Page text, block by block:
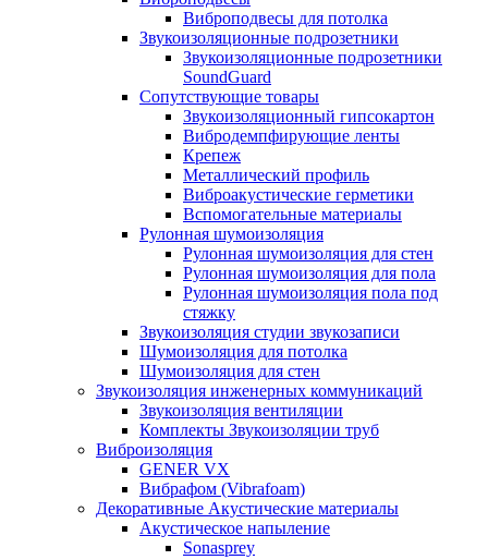
Виброподвесы для потолка
Звукоизоляционные подрозетники
Звукоизоляционные подрозетники
SoundGuard
Сопутствующие товары
Звукоизоляционный гипсокартон
Вибродемпфирующие ленты
Крепеж
Металлический профиль
Виброакустические герметики
Вспомогательные материалы
Рулонная шумоизоляция
Рулонная шумоизоляция для стен
Рулонная шумоизоляция для пола
Рулонная шумоизоляция пола под
стяжку
Звукоизоляция студии звукозаписи
Шумоизоляция для потолка
Шумоизоляция для стен
Звукоизоляция инженерных коммуникаций
Звукоизоляция вентиляции
Комплекты Звукоизоляции труб
Виброизоляция
GENER VX
Вибрафом (Vibrafoam)
Декоративные Акустические материалы
Акустическое напыление
Sonasprey